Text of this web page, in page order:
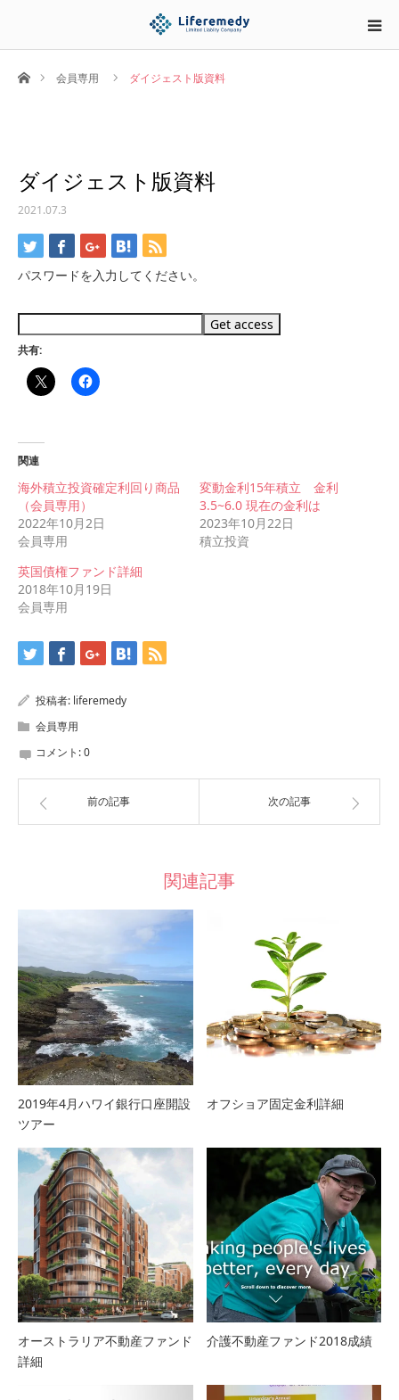
ホーム会員専用 ダイジェスト版資料
ダイジェスト版資料
2021.07.3
パスワードを入力してください。
共有:
関連
海外積立投資確定利回り商品
（会員専用）
2022年10月2日
会員専用
変動金利15年積立 金利
3.5~6.0 現在の金利は
2023年10月22日
積立投資
英国債権ファンド詳細
2018年10月19日
会員専用
投稿者: liferemedy
会員専用
コメント:0
前の記事 次の記事
関連記事
2019年4月ハワイ銀行口座開設
ツアー
オフショア固定金利詳細
オーストラリア不動産ファンド
詳細
介護不動産ファンド2018成績